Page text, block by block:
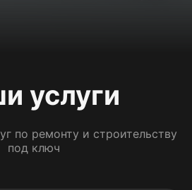
услуги
по ремонту и строительству
под ключ